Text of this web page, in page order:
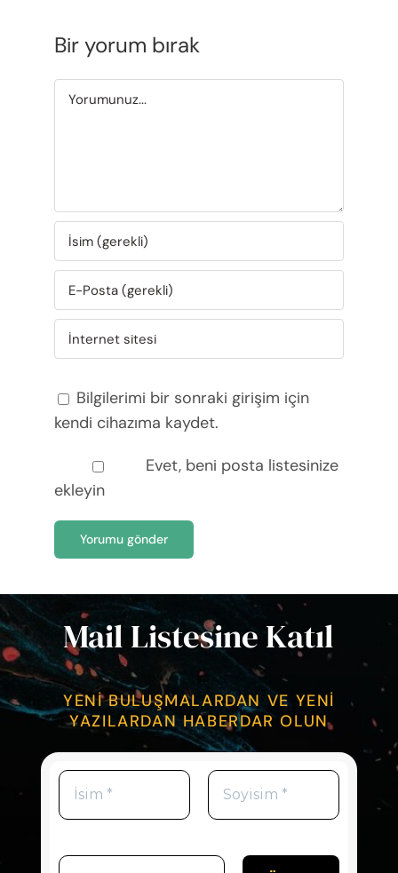
Bir yorum bırak
Yorum
Bilgilerimi bir sonraki girişim için
kendi cihazıma kaydet.
Evet, beni posta listesinize
ekleyin
Mail Listesine Katıl
YENİ BULUŞMALARDAN VE YENİ
YAZILARDAN HABERDAR OLUN